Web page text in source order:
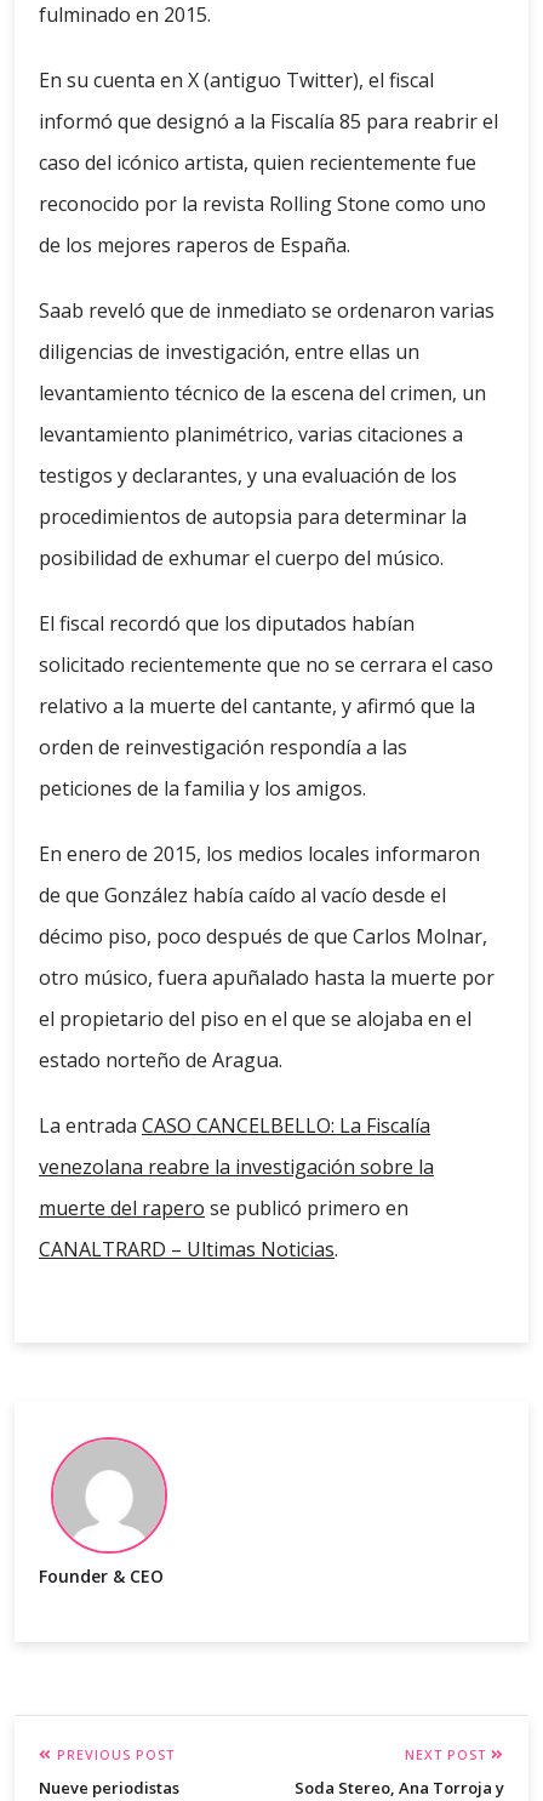
fulminado en 2015.
En su cuenta en X (antiguo Twitter), el fiscal
informó que designó a la Fiscalía 85 para reabrir el
caso del icónico artista, quien recientemente fue
reconocido por la revista Rolling Stone como uno
de los mejores raperos de España.
Saab reveló que de inmediato se ordenaron varias
diligencias de investigación, entre ellas un
levantamiento técnico de la escena del crimen, un
levantamiento planimétrico, varias citaciones a
testigos y declarantes, y una evaluación de los
procedimientos de autopsia para determinar la
posibilidad de exhumar el cuerpo del músico.
El fiscal recordó que los diputados habían
solicitado recientemente que no se cerrara el caso
relativo a la muerte del cantante, y afirmó que la
orden de reinvestigación respondía a las
peticiones de la familia y los amigos.
En enero de 2015, los medios locales informaron
de que González había caído al vacío desde el
décimo piso, poco después de que Carlos Molnar,
otro músico, fuera apuñalado hasta la muerte por
el propietario del piso en el que se alojaba en el
estado norteño de Aragua.
La entrada CASO CANCELBELLO: La Fiscalía
venezolana reabre la investigación sobre la
muerte del rapero se publicó primero en
CANALTRARD – Ultimas Noticias.
Founder & CEO
PREVIOUS POST
Nueve periodistas
NEXT POST
Soda Stereo, Ana Torroja y